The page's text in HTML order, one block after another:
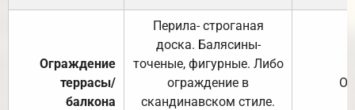
Ограждение
террасы/
балкона
Перила- строганая
доска. Балясины-
точеные, фигурные. Либо
ограждение в
скандинавском стиле.